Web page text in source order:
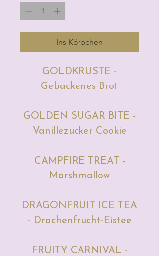
Ins Körbchen
GOLDKRUSTE -
Gebackenes Brot
GOLDEN SUGAR BITE -
Vanillezucker Cookie
CAMPFIRE TREAT -
Marshmallow
DRAGONFRUIT ICE TEA
- Drachenfrucht-Eistee
FRUITY CARNIVAL -